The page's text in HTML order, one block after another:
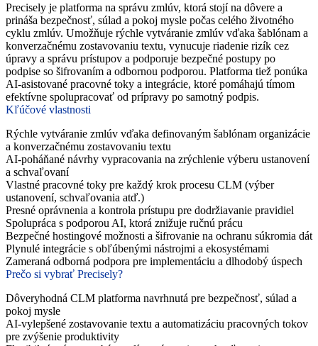
Precisely je platforma na správu zmlúv, ktorá stojí na dôvere a
prináša bezpečnosť, súlad a pokoj mysle počas celého životného
cyklu zmlúv. Umožňuje rýchle vytváranie zmlúv vďaka šablónam a
konverzačnému zostavovaniu textu, vynucuje riadenie rizík cez
úpravy a správu prístupov a podporuje bezpečné postupy po
podpise so šifrovaním a odbornou podporou. Platforma tiež ponúka
AI-asistované pracovné toky a integrácie, ktoré pomáhajú tímom
efektívne spolupracovať od prípravy po samotný podpis.
Kľúčové vlastnosti
Rýchle vytváranie zmlúv vďaka definovaným šablónam organizácie
a konverzačnému zostavovaniu textu
AI-poháňané návrhy vypracovania na zrýchlenie výberu ustanovení
a schvaľovaní
Vlastné pracovné toky pre každý krok procesu CLM (výber
ustanovení, schvaľovania atď.)
Presné oprávnenia a kontrola prístupu pre dodržiavanie pravidiel
Spolupráca s podporou AI, ktorá znižuje ručnú prácu
Bezpečné hostingové možnosti a šifrovanie na ochranu súkromia dát
Plynulé integrácie s obľúbenými nástrojmi a ekosystémami
Zameraná odborná podpora pre implementáciu a dlhodobý úspech
Prečo si vybrať Precisely?
Dôveryhodná CLM platforma navrhnutá pre bezpečnosť, súlad a
pokoj mysle
AI‑vylepšené zostavovanie textu a automatizáciu pracovných tokov
pre zvýšenie produktivity